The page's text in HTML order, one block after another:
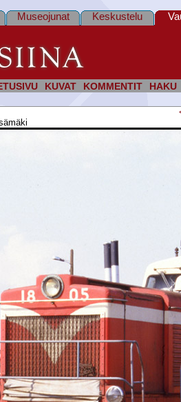
KUVAT KOMMENTIT HAKU
Museojunat Keskustelu